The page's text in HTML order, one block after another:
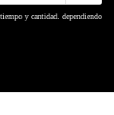
y cantidad. dependiendo